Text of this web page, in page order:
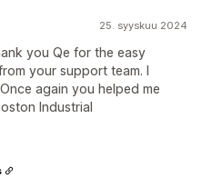
25. syyskuu 2024
you Qe for the easy
your support team. I
again you helped me
Industrial